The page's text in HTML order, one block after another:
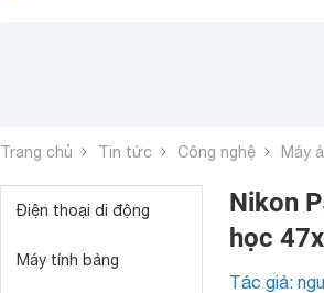
Trang chủ Tin tức Công nghệ Máy
Điện thoại di động
Máy tính bảng
Nikon
học 47x
Tác giả: